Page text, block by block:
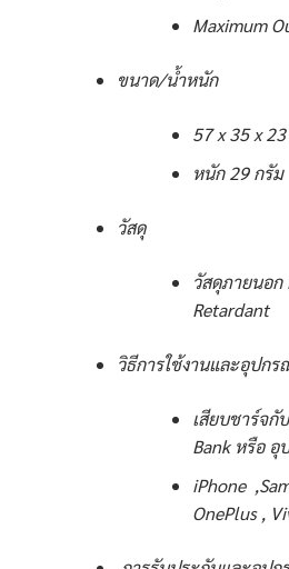
Maximum
ขนาด/น้ำหนัก
57 x 35 x
หนัก 29 กรัม
วัสดุ
วัสดุภายนอก
Retardant
วิธีการใช้งานและอุปกร
เสียบชาร์จกั
Bank หรือ
iPhone
OnePlus ,